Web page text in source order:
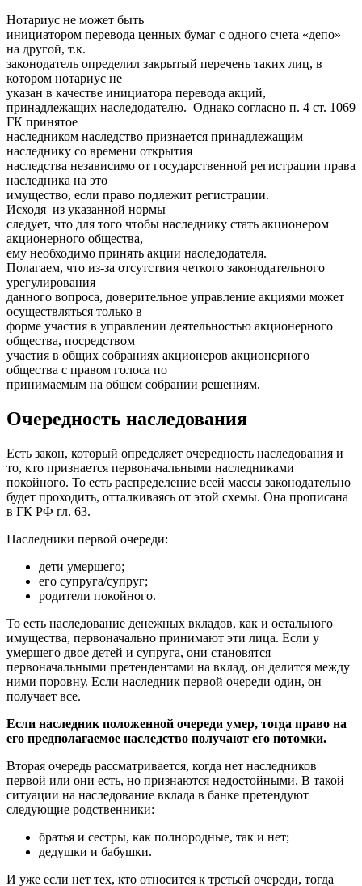
Нотариус не может быть
инициатором перевода ценных бумаг с одного счета «депо»
на другой, т.к.
законодатель определил закрытый перечень таких лиц, в
котором нотариус не
указан в качестве инициатора перевода акций,
принадлежащих наследодателю. Однако согласно п. 4 ст. 1069
ГК принятое
наследником наследство признается принадлежащим
наследнику со времени открытия
наследства независимо от государственной регистрации права
наследника на это
имущество, если право подлежит регистрации.
Исходя из указанной нормы
следует, что для того чтобы наследнику стать акционером
акционерного общества,
ему необходимо принять акции наследодателя.
Полагаем, что из-за отсутствия четкого законодательного
урегулирования
данного вопроса, доверительное управление акциями может
осуществляться только в
форме участия в управлении деятельностью акционерного
общества, посредством
участия в общих собраниях акционеров акционерного
общества с правом голоса по
принимаемым на общем собрании решениям.
Очередность наследования
Есть закон, который определяет очередность наследования и
то, кто признается первоначальными наследниками
покойного. То есть распределение всей массы законодательно
будет проходить, отталкиваясь от этой схемы. Она прописана
в ГК РФ гл. 63.
Наследники первой очереди:
дети умершего;
его супруга/супруг;
родители покойного.
То есть наследование денежных вкладов, как и остального
имущества, первоначально принимают эти лица. Если у
умершего двое детей и супруга, они становятся
первоначальными претендентами на вклад, он делится между
ними поровну. Если наследник первой очереди один, он
получает все.
Если наследник положенной очереди умер, тогда право на
его предполагаемое наследство получают его потомки.
Вторая очередь рассматривается, когда нет наследников
первой или они есть, но признаются недостойными. В такой
ситуации на наследование вклада в банке претендуют
следующие родственники:
братья и сестры, как полнородные, так и нет;
дедушки и бабушки.
И уже если нет тех, кто относится к третьей очереди, тогда